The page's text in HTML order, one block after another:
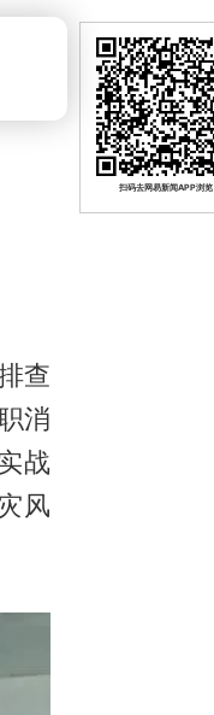
查
消
战
风
扫码去网易新闻APP浏览